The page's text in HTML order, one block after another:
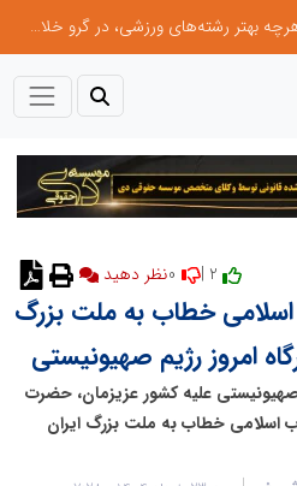
توسعه ورزش‌های رزمی و ترویج هرچه بهتر رشته‌های ورزشی، در گرو خلاقیت و نوآوری است
اسلامی خطاب به ملت بزرگ
امروز رژیم صهیونیستی
علیه کشور عزیزمان، حضرت
اسلامی خطاب به ملت بزرگ ایران